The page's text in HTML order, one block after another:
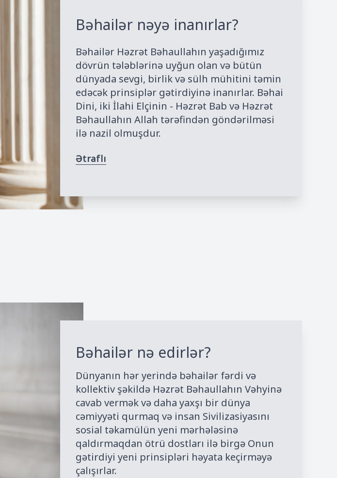
Bəhailər nəyə inanırlar?
Bəhailər Həzrət Bəhaullahın yaşadığımız
dövrün tələblərinə uyğun olan və bütün
dünyada sevgi, birlik və sülh mühitini təmin
edəcək prinsiplər gətirdiyinə inanırlar. Bəhai
Dini, iki İlahi Elçinin - Həzrət Bab və Həzrət
Bəhaullahın Allah tərəfindən göndərilməsi
ilə nazil olmuşdur.
Ətraflı
Bəhailər nə edirlər?
Dünyanın hər yerində bəhailər fərdi və
kollektiv şəkildə Həzrət Bəhaullahın Vəhyinə
cavab vermək və daha yaxşı bir dünya
cəmiyyəti qurmaq və insan Sivilizasiyasını
sosial təkamülün yeni mərhələsinə
qaldırmaqdan ötrü dostları ilə birgə Onun
gətirdiyi yeni prinsipləri həyata keçirməyə
çalışırlar.